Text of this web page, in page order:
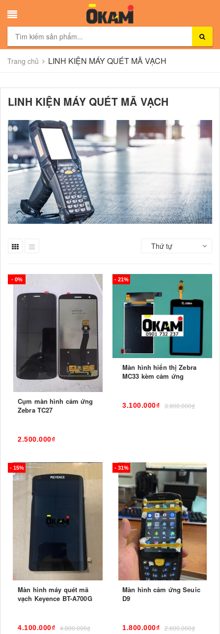
Trang chủ LINH KIỆN MÁY QUÉT MÃ VẠCH
LINH KIỆN MÁY QUÉT MÃ VẠCH
Thứ tự
- 0%
Cụm màn hình cảm ứng
Zebra TC27
2.500.000₫
- 21%
Màn hình hiển thị Zebra
MC33 kèm cảm ứng
3.100.000₫ 3.900.000₫
- 15%
Màn hình máy quét mã
vạch Keyence BT-A700G
4.100.000₫ 4.800.000₫
- 31%
Màn hình cảm ứng Seuic
D9
1.800.000₫ 2.600.000₫